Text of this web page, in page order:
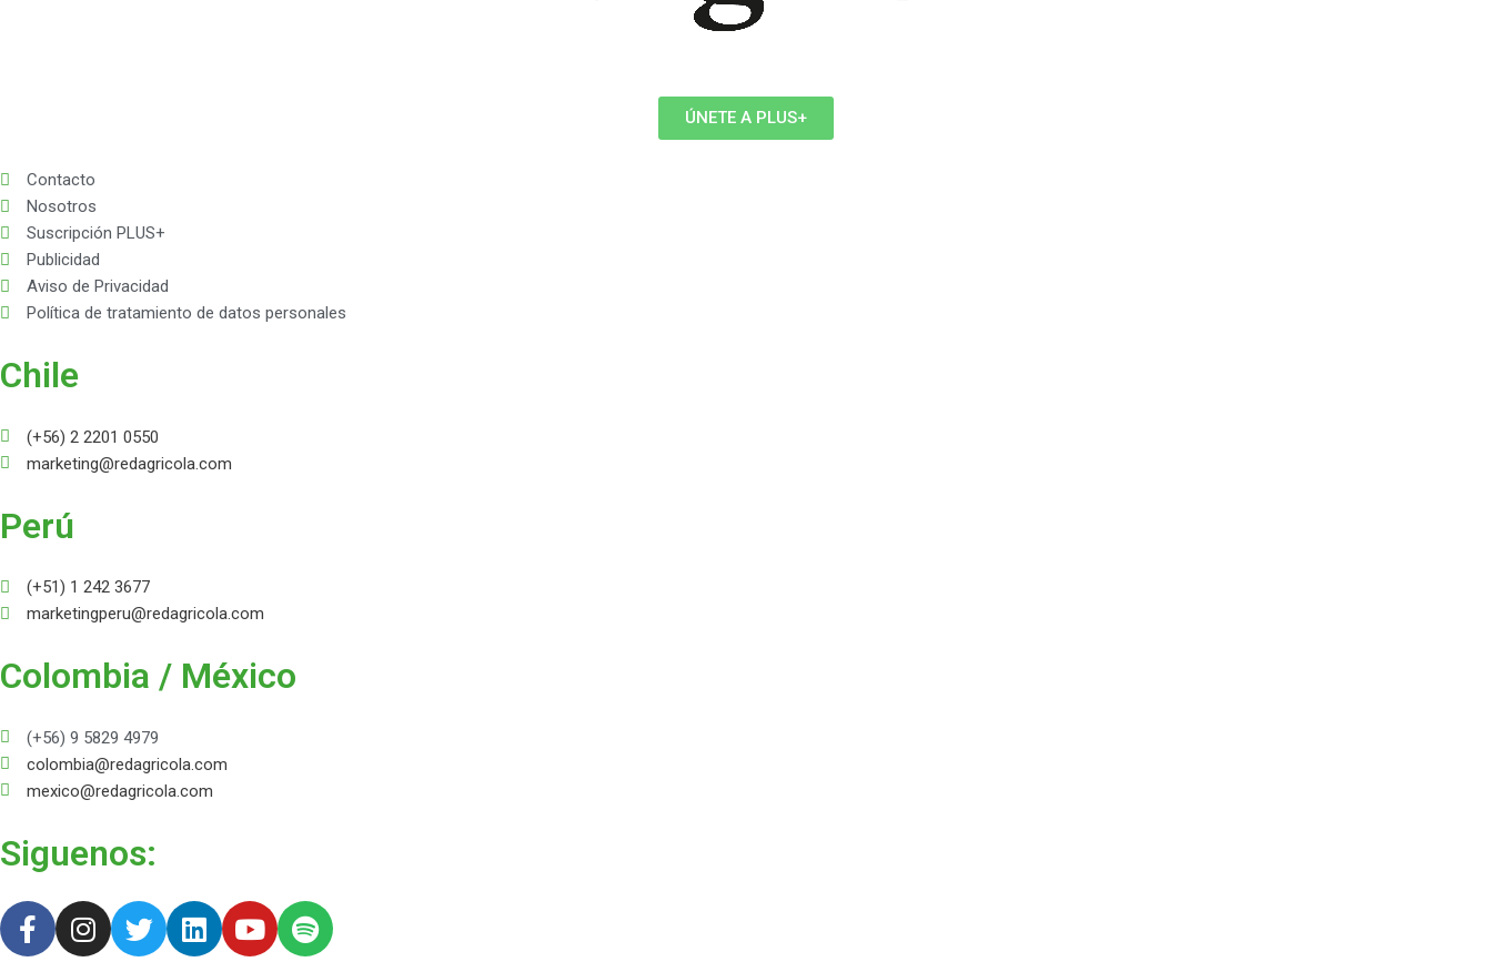
ÚNETE A PLUS+
Contacto
Nosotros
Suscripción PLUS+
Publicidad
Aviso de Privacidad
Política de tratamiento de datos personales
Chile
(+56) 2 2201 0550
marketing@redagricola.com
Perú
(+51) 1 242 3677
marketingperu@redagricola.com
Colombia / México
(+56) 9 5829 4979
colombia@redagricola.com
mexico@redagricola.com
Siguenos:
F
a
I
n
T
w
L
i
Y
o
S
p